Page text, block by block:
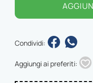
Condividi:
Aggiungi ai preferiti: